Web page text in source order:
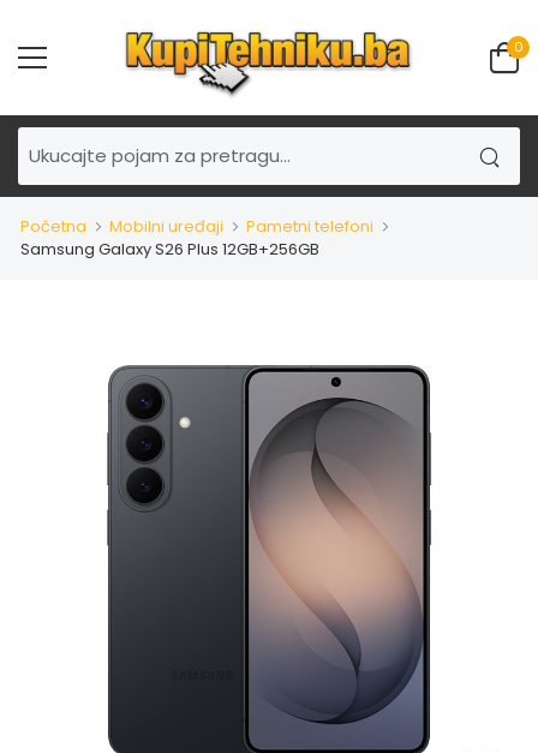
0
Početna Mobilni uređaji
Pametni telefoni
Samsung Galaxy S26 Plus 12GB+256GB